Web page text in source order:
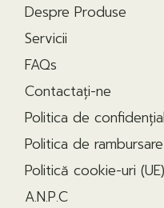
Despre Produse
Servicii
FAQs
Contactaţi-ne
Politica de
Politica de
Politică cookie-uri (UE)
A.N.P.C